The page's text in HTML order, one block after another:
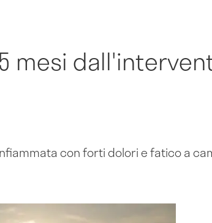
mesi
con forti dolori e fatico a